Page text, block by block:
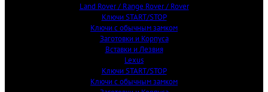
Land Rover / Range Rover / Rover
Ключи START/STOP
Ключи с обычным замком
Заготовки и Корпуса
Вставки и Лезвия
Lexus
Ключи START/STOP
Ключи с обычным замком